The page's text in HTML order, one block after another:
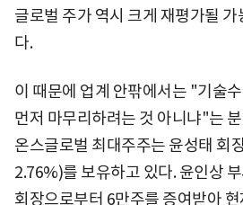
글로벌 주가 역시 크게 재평가될
다.
이 때문에 업계 안팎에서는 "기술
먼저 마무리하려는 것 아니냐"는
온스글로벌 최대주주는 윤성태 회
2.76%)를 보유하고 있다. 윤인상
회장으로부터 6만주를 증여받아